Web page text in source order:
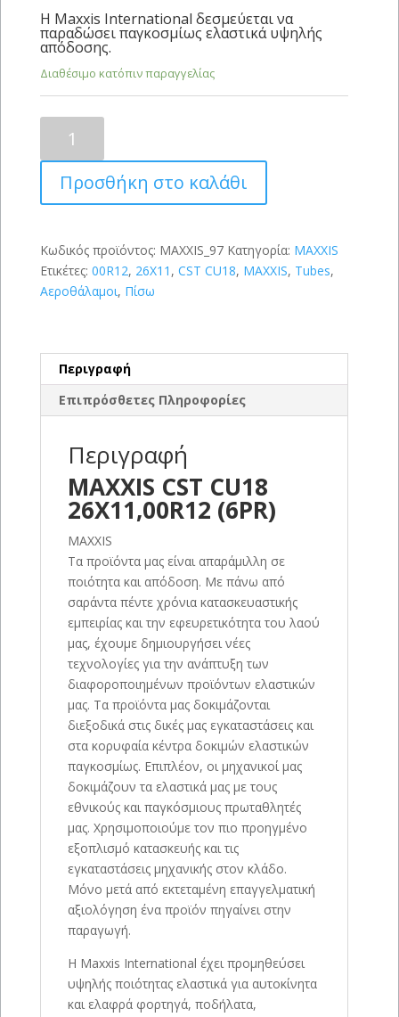
Η Maxxis International δεσμεύεται να
παραδώσει παγκοσμίως ελαστικά υψηλής
απόδοσης.
Διαθέσιμο κατόπιν παραγγελίας
CU18
26X11,00R12
(6PR)
Προσθήκη στο καλάθι
Κωδικός προϊόντος: MAXXIS_97 Κατηγορία: MAXXIS
Ετικέτες: 00R12, 26X11 , CST CU18, MAXXIS, Tubes,
Αεροθάλαμοι, Πίσω
Περιγραφή
Επιπρόσθετες Πληροφορίες
Περιγραφή
MAXXIS CST CU18
26X11,00R12 (6PR)
MAXXIS
Τα προϊόντα μας είναι απαράμιλλη σε
ποιότητα και απόδοση. Με πάνω από
σαράντα πέντε χρόνια κατασκευαστικής
εμπειρίας και την εφευρετικότητα του λαού
μας, έχουμε δημιουργήσει νέες
τεχνολογίες για την ανάπτυξη των
διαφοροποιημένων προϊόντων ελαστικών
μας. Τα προϊόντα μας δοκιμάζονται
διεξοδικά στις δικές μας εγκαταστάσεις και
στα κορυφαία κέντρα δοκιμών ελαστικών
παγκοσμίως. Επιπλέον, οι μηχανικοί μας
δοκιμάζουν τα ελαστικά μας με τους
εθνικούς και παγκόσμιους πρωταθλητές
μας. Χρησιμοποιούμε τον πιο προηγμένο
εξοπλισμό κατασκευής και τις
εγκαταστάσεις μηχανικής στον κλάδο.
Μόνο μετά από εκτεταμένη επαγγελματική
αξιολόγηση ένα προϊόν πηγαίνει στην
παραγωγή.
Η Maxxis International έχει προμηθεύσει
υψηλής ποιότητας ελαστικά για αυτοκίνητα
και ελαφρά φορτηγά, ποδήλατα,